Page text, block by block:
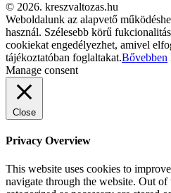
© 2026. kreszvaltozas.hu
Weboldalunk az alapvető
használ. Szélesebb körű
cookiekat engedélyezhet, amivel
tájékoztatóban foglaltakat.Bővebben
Manage consent
Close
Privacy Overview
This website uses cookies to
navigate through the website. Out of